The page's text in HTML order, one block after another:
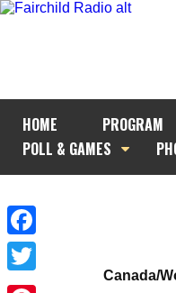
HOME PROGRAM
POLL & GAMES
Facebook
Twitter
Canada/